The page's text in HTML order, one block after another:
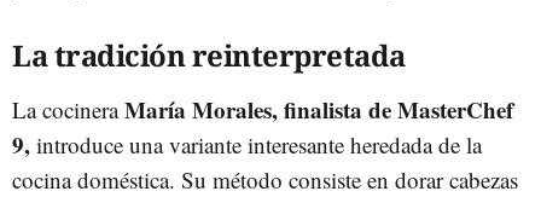
La tradición reinterpretada
La cocineraMaría Morales, finalista de MasterChef
9, introduce una variante interesante heredada de la
cocina doméstica. Su método consiste en dorar cabezas